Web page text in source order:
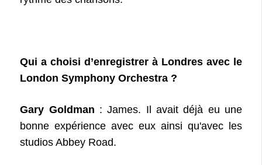
Qui a choisi d’enregistrer à Londres avec le
London Symphony Orchestra ?
Gary Goldman : James. Il avait déjà eu une
bonne expérience avec eux ainsi qu'avec les
studios Abbey Road.